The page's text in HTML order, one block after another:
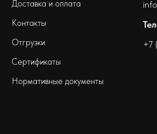
Доставка и оплата
Контакты
Отгрузки
Сертификаты
Нормативные документы
+7